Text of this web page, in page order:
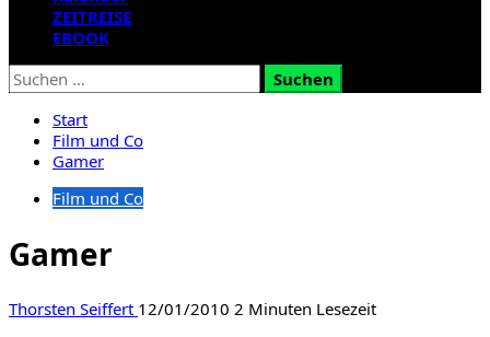
ZEITREISE
EBOOK
Suchen
nach:
Start
Film und Co
Gamer
Film und Co
Gamer
Thorsten Seiffert 12/01/2010 2 Minuten Lesezeit